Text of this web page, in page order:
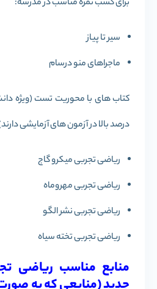
برای کسب نمره مناسب در مدرسه:
سیر تا پیاز
ماجراهای منو درسام
کتاب های با محوریت تست (ویژه
درصد بالا در آزمون های آزمایشی
ریاضی تجربی میکرو گاج
ریاضی تجربی مهروماه
ریاضی تجربی نشر الگو
ریاضی تجربی تخته سیاه
منابع مناسب ریاضی